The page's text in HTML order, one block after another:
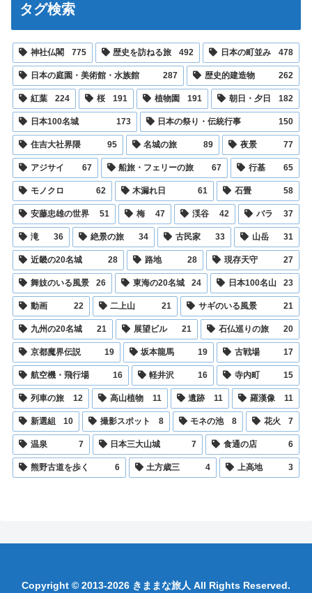
タグ検索
神社仏閣 775 歴史を訪ねる旅 492 日本の町並み 478
日本の庭園・美術館・水族館 287 歴史的建造物 262
紅葉 224 桜 191 植物園 191 朝日・夕日 182
日本100名城 173 日本の祭り・伝統行事 150
住吉大社界隈 95 名城の旅 89 夜景 77
アジサイ 67 船旅・フェリーの旅 67 行基 65
モノクロ 62 木漏れ日 61 石畳 58
安藤忠雄の世界 51 梅 47 渓谷 42 バラ 37
滝 36 絶景の旅 34 古民家 33 山岳 31
近畿の20名城 28 路地 28 現存天守 27
舞妓のいる風景 26 東海の20名城 24 日本100名山 23
動画 22 二上山 21 サギのいる風景 21
九州の20名城 21 展望ビル 21 石仏巡りの旅 20
京都魔界伝説 19 坂本龍馬 19 古戦場 17
航空機・飛行場 16 軽井沢 16 寺内町 15
列車の旅 12 高山植物 11 遺跡 11 羅漢像 11
新選組 10 撮影スポット 8 モネの池 8 花火 7
温泉 7 日本三大山城 7 食通の店 6
熊野古道を歩く 6 土方歳三 4 上高地 3
Copyright © 2013-2026 きままな旅人 All Rights Reserved.